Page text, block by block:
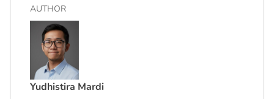
AUTHOR
Yudhistira Mardi